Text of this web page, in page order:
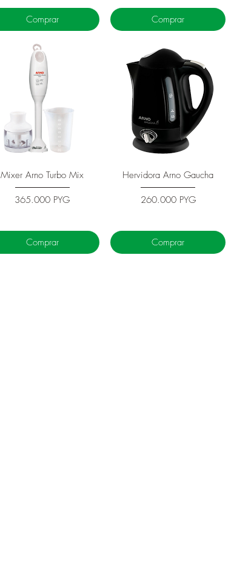
Comprar Comprar
Vista rápida
Mixer Arno Turbo Mix
Precio
365.000 PYG
Comprar
Vista rápida
Hervidora Arno Gaucha
Precio
260.000 PYG
Comprar